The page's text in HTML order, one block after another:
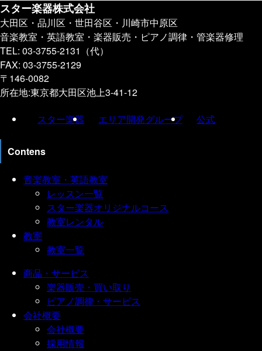
スター楽器株式会社
大田区・品川区・世田谷区・川崎市中原区
音楽教室・英語教室・楽器販売・ピアノ調律・管楽器修理
TEL: 03-3755-2131（代）
FAX: 03-3755-2129
〒146-0082
所在地:東京都大田区池上3-41-12
スター楽器
エリア開発グループ 公式
Contens
音楽教室・英語教室
レッスン一覧
スター楽器オリジナルコース
教室レンタル
教室
教室一覧
商品・サービス
楽器販売・買い取り
ピアノ調律・サービス
会社概要
会社概要
採用情報